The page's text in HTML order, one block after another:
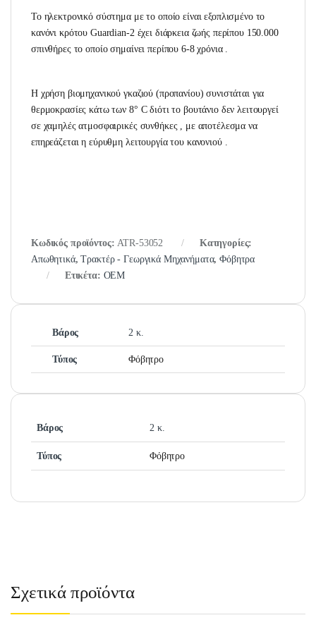
Το ηλεκτρονικό σύστημα με το οποίο είναι εξοπλισμένο το
κανόνι κρότου Guardian-2 έχει διάρκεια ζωής περίπου 150.000
σπινθήρες το οποίο σημαίνει περίπου 6-8 χρόνια .
Η χρήση βιομηχανικού γκαζιού (προπανίου) συνιστάται για
θερμοκρασίες κάτω των 8° C διότι το βουτάνιο δεν λειτουργεί
σε χαμηλές ατμοσφαιρικές συνθήκες , με αποτέλεσμα να
επηρεάζεται η εύρυθμη λειτουργία του κανονιού .
Κωδικός προϊόντος: ATR-53052
Κατηγορίες:
Απωθητικά,Τρακτέρ - Γεωργικά Μηχανήματα,Φόβητρα
Ετικέτα: OEM
Βάρος 2 κ.
Τύπος Φόβητρο
Βάρος 2 κ.
Τύπος Φόβητρο
Σχετικά προϊόντα